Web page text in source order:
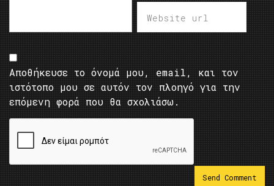
Αποθήκευσε το όνομά μου, email, και τον
ιστότοπο μου σε αυτόν τον πλοηγό για την
επόμενη φορά που θα σχολιάσω.